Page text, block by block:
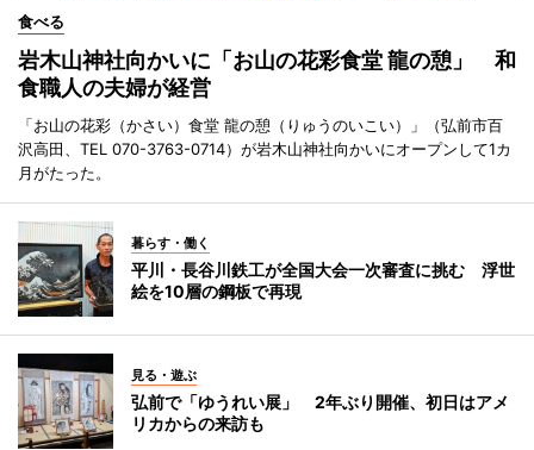
食べる
岩木山神社向かいに「お山の花彩食堂 龍の憩」 和
食職人の夫婦が経営
「お山の花彩（かさい）食堂 龍の憩（りゅうのいこい）」（弘前市百
沢高田、TEL 070-3763-0714）が岩木山神社向かいにオープンして1カ
月がたった。
暮らす・働く
平川・長谷川鉄工が全国大会一次審査に挑む 浮世
絵を10層の鋼板で再現
見る・遊ぶ
弘前で「ゆうれい展」 2年ぶり開催、初日はアメ
リカからの来訪も